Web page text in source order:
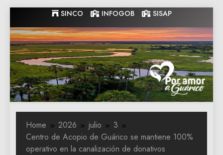
to
content
SINCO INFOGOB SISAP
Gobernacion
de Guarico
Gobernacion de Guarico
Home 2026 julio
3
Centro de Acopio de Guárico se mantiene 100%
operativo en la canalización de donativos